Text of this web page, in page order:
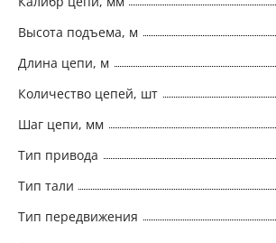
Высота подъема, м
Длина цепи, м
Количество цепей, шт
Шаг цепи, мм
Тип привода
Тип тали
Тип передвижения